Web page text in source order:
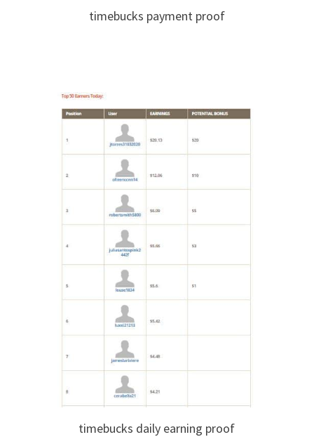
timebucks payment proof
timebucks daily earning proof